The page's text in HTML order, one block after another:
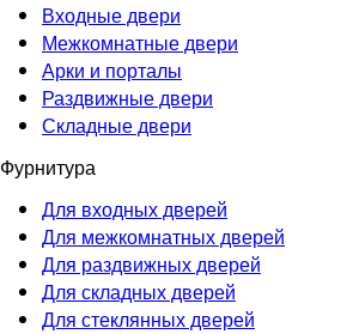
Входные двери
Межкомнатные двери
Арки и порталы
Раздвижные двери
Складные двери
Фурнитура
Для входных дверей
Для межкомнатных дверей
Для раздвижных дверей
Для складных дверей
Для стеклянных дверей